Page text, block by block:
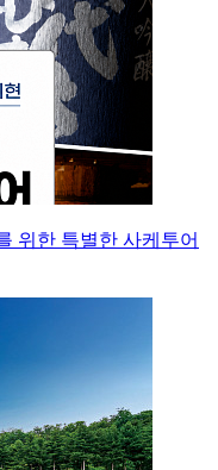
위한 특별한 사케투어